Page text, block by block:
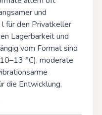
und
für den Privatkeller
Lagerbarkeit und
vom Format sind
°C), moderate
die Entwicklung.